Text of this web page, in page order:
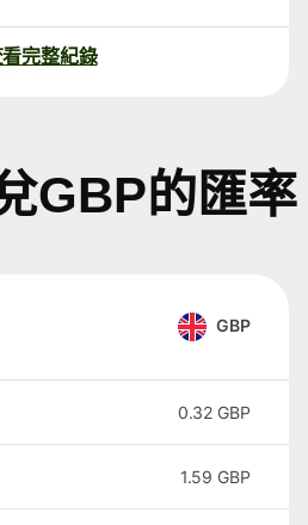
完整紀錄
GBP的匯率
GBP
0.32 GBP
1.59 GBP